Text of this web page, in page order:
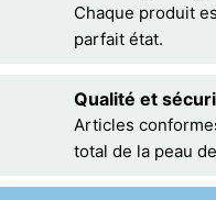
Chaque produit
parfait état.
Qualité et
Articles
total de la peau